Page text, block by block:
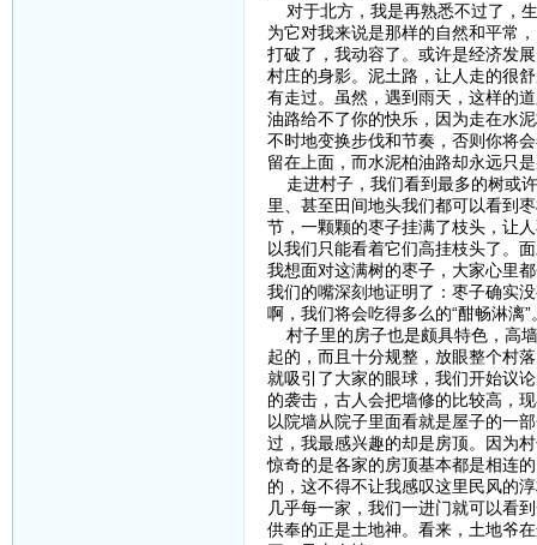
对于北方，我是再熟悉不过了，
为它对我来说是那样的自然和平常
打破了，我动容了。或许是经济发
村庄的身影。泥土路，让人走的很
有走过。虽然，遇到雨天，这样的
油路给不了你的快乐，因为走在水
不时地变换步伐和节奏，否则你将
留在上面，而水泥柏油路却永远只
走进村子，我们看到最多的树或
里、甚至田间地头我们都可以看到
节，一颗颗的枣子挂满了枝头，让
以我们只能看着它们高挂枝头了。
我想面对这满树的枣子，大家心里
我们的嘴深刻地证明了：枣子确实
啊，我们将会吃得多么的“酣畅淋漓”
村子里的房子也是颇具特色，高
起的，而且十分规整，放眼整个村
就吸引了大家的眼球，我们开始议
的袭击，古人会把墙修的比较高，
以院墙从院子里面看就是屋子的一
过，我最感兴趣的却是房顶。因为
惊奇的是各家的房顶基本都是相连
的，这不得不让我感叹这里民风的
几乎每一家，我们一进门就可以看
供奉的正是土地神。看来，土地爷